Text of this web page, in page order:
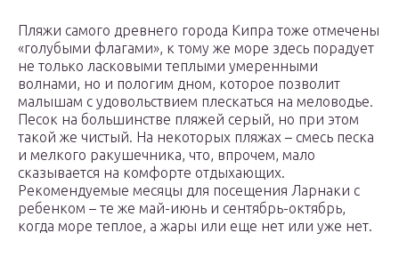
Пляжи самого древнего города Кипра тоже отмечены
«голубыми флагами», к тому же море здесь порадует
не только ласковыми теплыми умеренными
волнами, но и пологим дном, которое позволит
малышам с удовольствием плескаться на меловодье.
Песок на большинстве пляжей серый, но при этом
такой же чистый. На некоторых пляжах – смесь песка
и мелкого ракушечника, что, впрочем, мало
сказывается на комфорте отдыхающих.
Рекомендуемые месяцы для посещения Ларнаки с
ребенком – те же май-июнь и сентябрь-октябрь,
когда море теплое, а жары или еще нет или уже нет.